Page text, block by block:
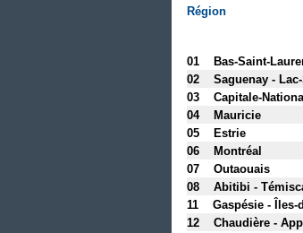
Région
01 Bas-Saint-
02 Saguenay - Lac-
03 Capitale-
04 Mauricie
05 Estrie
06 Montréal
07 Outaouais
08 Abitibi -
11 Gaspésie - Îles-
12 Chaudière -